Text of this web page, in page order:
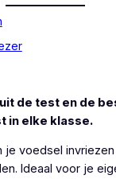
de test en de
in elke klasse.
je voedsel
Ideaal voor je